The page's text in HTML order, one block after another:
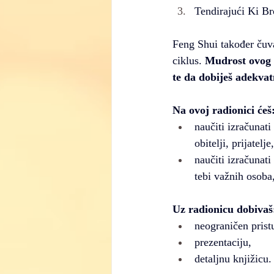
Tendirajući Ki
Feng Shui također
ciklus. Mudrost
te da dobiješ
Na ovoj radionici
naučiti
obitelji,
naučiti
tebi važnih
Uz radionicu
neograničen
prezentaciju,
detaljnu knjižicu.